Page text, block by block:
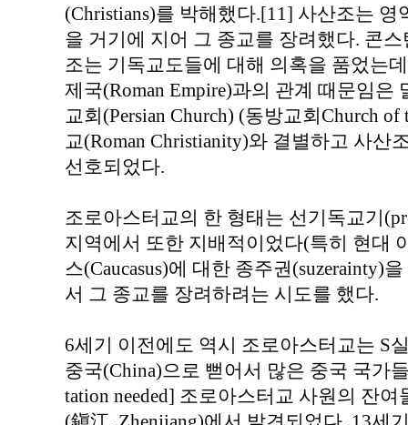
(Christians)를 박해했다.[11] 사산조는
을 거기에 지어 그 종교를 장려했다. 콘
조는 기독교도들에 대해 의혹을 품었는
제국(Roman Empire)과의 관계 때문임은
교회(Persian Church) (동방교회Church
교(Roman Christianity)와 결별하고 사산
선호되었다.
조로아스터교의 한 형태는 선기독교기
지역에서 또한 지배적이었다(특히 현대
스(Caucasus)에 대한 종주권(suzerainty)
서 그 종교를 장려하려는 시도를 했다.
6세기 이전에도 역시 조로아스터교는 S
중국(China)으로 뻗어서 많은 중국 국가
tation needed] 조로아스터교 사원의 잔